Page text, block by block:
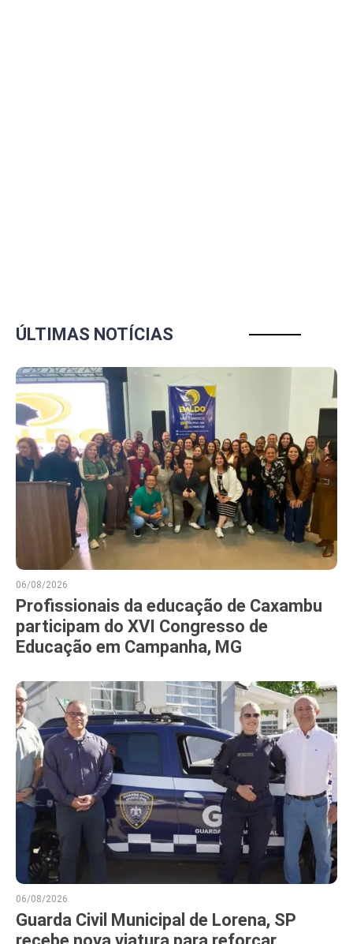
ÚLTIMAS NOTÍCIAS
06/08/2026
Profissionais da educação de Caxambu
participam do XVI Congresso de
Educação em Campanha, MG
06/08/2026
Guarda Civil Municipal de Lorena, SP